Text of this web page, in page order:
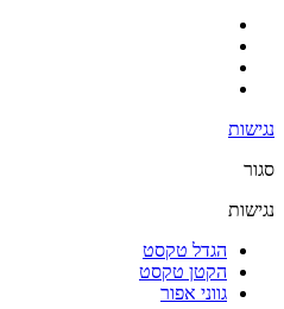
נגישות
סגור
נגישות
הגדל טקסט
הקטן טקסט
גווני אפור